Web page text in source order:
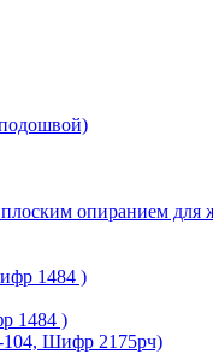
опиранием для
1484 )
1484 )
104, Шифр 2175рч)